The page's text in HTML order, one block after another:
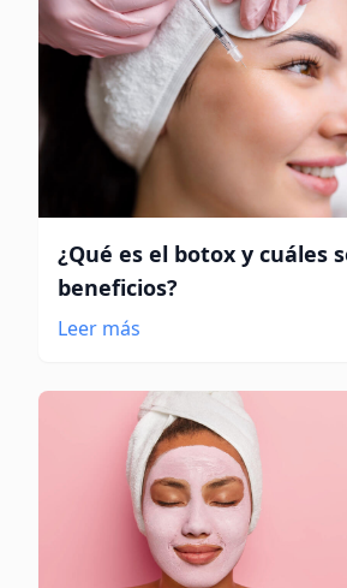
¿Qué es el botox y cuáles
beneficios?
Leer más